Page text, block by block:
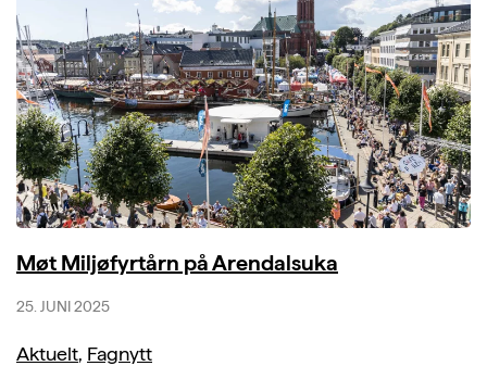
Møt Miljøfyrtårn på Arendalsuka
25. JUNI 2025
Aktuelt, Fagnytt